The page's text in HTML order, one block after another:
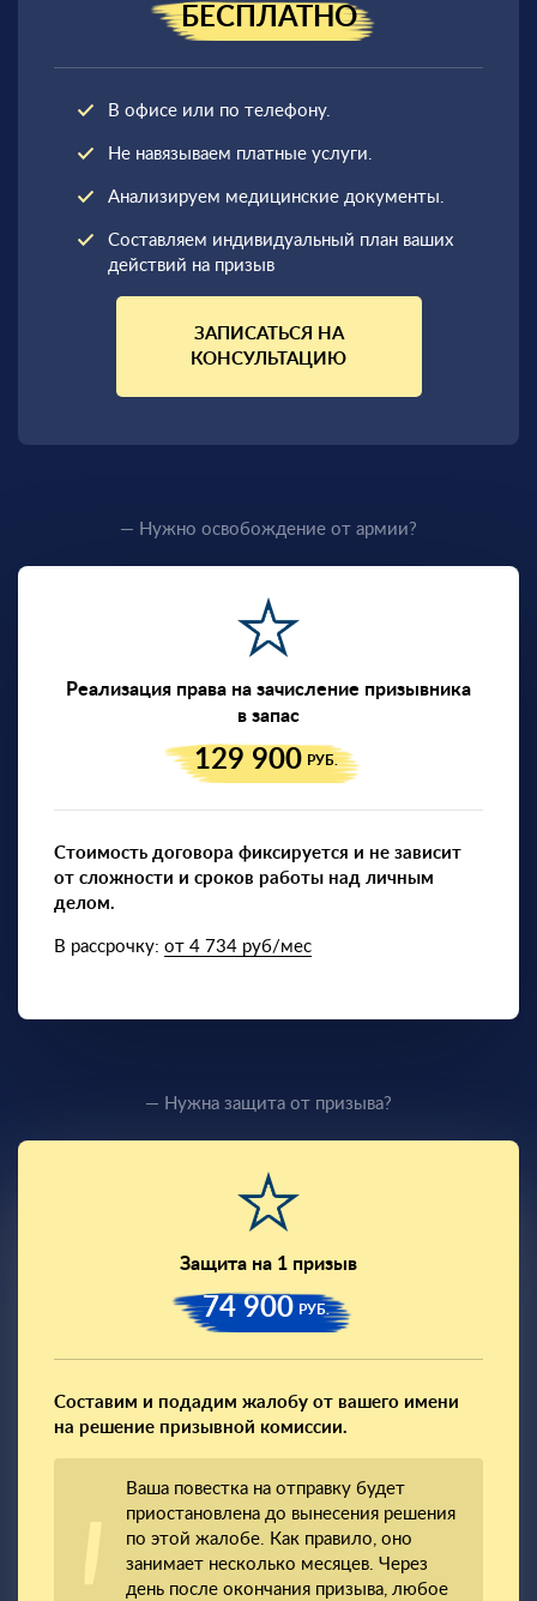
БЕСПЛАТНО
В офисе или по телефону.
Не навязываем платные услуги.
Анализируем медицинские документы.
Составляем индивидуальный план ваших
действий на призыв
ЗАПИСАТЬСЯ НА
КОНСУЛЬТАЦИЮ
— Нужно освобождение от армии?
Реализация права на зачисление призывника
в запас
129 900 РУБ.
Стоимость договора фиксируется и не зависит
от сложности и сроков работы над личным
делом.
В рассрочку: от 4 734 руб/мес
— Нужна защита от призыва?
Защита на 1 призыв
74 900 РУБ.
Составим и подадим жалобу от вашего имени
на решение призывной комиссии.
Ваша повестка на отправку будет
приостановлена до вынесения решения
по этой жалобе. Как правило, оно
занимает несколько месяцев. Через
день после окончания призыва, любое